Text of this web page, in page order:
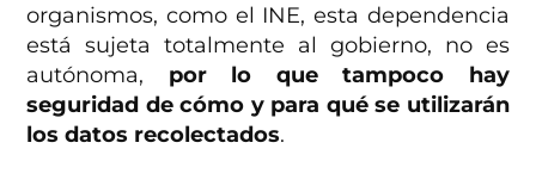
organismos, como el INE, esta dependencia
está sujeta totalmente al gobierno, no es
autónoma, por lo que tampoco hay
seguridad de cómo y para qué se utilizarán
los datos recolectados.